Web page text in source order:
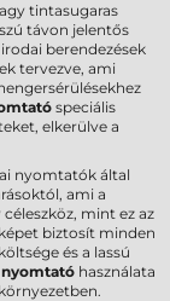
tintasugaras
távon jelentős
berendezések
tervezve, ami
speciális
elkerülve a
nyomtatók által
ami a
mint ez az
biztosít minden
és a lassú
használata